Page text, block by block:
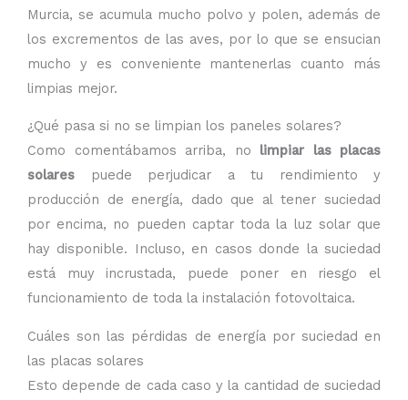
Murcia, se acumula mucho polvo y polen, además de
los excrementos de las aves, por lo que se ensucian
mucho y es conveniente mantenerlas cuanto más
limpias mejor.
¿Qué pasa si no se limpian los paneles solares?
Como comentábamos arriba, no limpiar las placas
solares puede perjudicar a tu rendimiento y
producción de energía, dado que al tener suciedad
por encima, no pueden captar toda la luz solar que
hay disponible. Incluso, en casos donde la suciedad
está muy incrustada, puede poner en riesgo el
funcionamiento de toda la instalación fotovoltaica.
Cuáles son las pérdidas de energía por suciedad en
las placas solares
Esto depende de cada caso y la cantidad de suciedad